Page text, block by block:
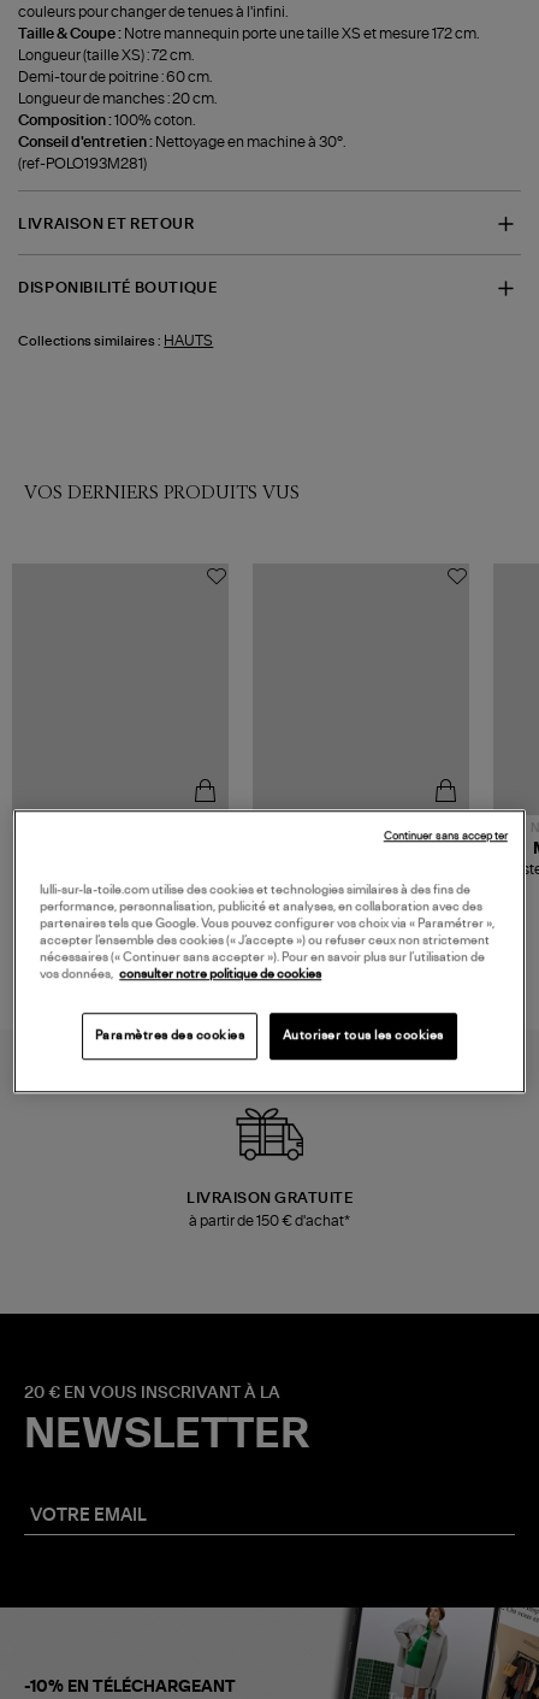
couleurs pour changer de tenues à l'infini.
Taille & Coupe : Notre mannequin porte une taille XS et mesure 172 cm.
Longueur (taille XS) : 72 cm.
Demi-tour de poitrine : 60 cm.
Longueur de manches : 20 cm.
Composition :100% coton.
Conseil d'entretien : Nettoyage en machine à 30°.
(ref-POLO193M281)
LIVRAISON ET RETOUR
DISPONIBILITÉ BOUTIQUE
Collections similaires : HAUTS
VOS DERNIERS PRODUITS VUS
480,00 €
Champagne
NOUVELLE COLLECTION
189,00 €
Mousse
LIVRAISON GRATUITE
à partir de 150 € d'achat*
20 € EN VOUS INSCRIVANT À LA
NEWSLETTER
-10% EN TÉLÉCHARGEANT
lulli-sur-la-toile.com utilise des cookies et technologies similaires à des fins de
performance, personnalisation, publicité et analyses, en collaboration avec des
partenaires tels que Google. Vous pouvez configurer vos choix via « Paramétrer »,
accepter l’ensemble des cookies (« J’accepte ») ou refuser ceux non strictement
nécessaires (« Continuer sans accepter »). Pour en savoir plus sur l’utilisation de
vos données,
consulter notre politique de cookies
Paramètres des cookies Autoriser tous les cookies
Continuer sans accepter